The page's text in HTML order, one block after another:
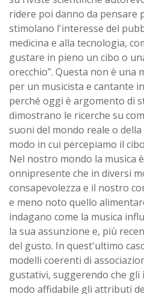
ridere poi danno da pensare
stimolano l'interesse del
medicina e alla tecnologia,
gustare in pieno un cibo o
orecchio”. Questa non è una
per un musicista e cantante
perché oggi è argomento di
dimostrano le ricerche su
suoni del mondo reale o
modo in cui percepiamo il
Nel nostro mondo la musica
onnipresente che in diversi
consapevolezza e il nostro
e meno noto quello
indagano come la musica
la sua assunzione e, più
del gusto. In quest'ultimo
modelli coerenti di
gustativi, suggerendo che
modo affidabile gli attributi